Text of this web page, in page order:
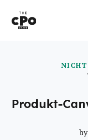
Produkt-
by